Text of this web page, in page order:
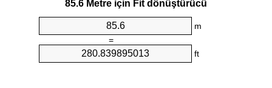
85.6 Metre için Fit dönüştürücü
m
=
ft